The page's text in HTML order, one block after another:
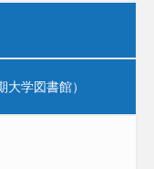
学図書館）